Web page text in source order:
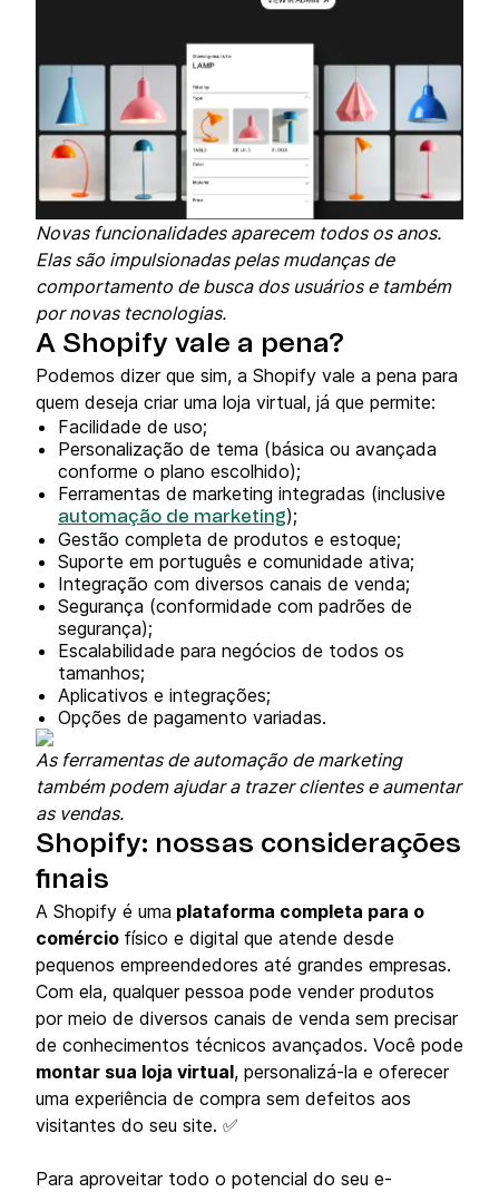
Novas funcionalidades aparecem todos os anos.
Elas são impulsionadas pelas mudanças de
comportamento de busca dos usuários e também
por novas tecnologias.
A Shopify vale a pena?
Podemos dizer que sim, a Shopify vale a pena para
quem deseja criar uma loja virtual, já que permite:
Facilidade de uso;
Personalização de tema (básica ou avançada
conforme o plano escolhido);
Ferramentas de marketing integradas (inclusive
automação de marketing);
Gestão completa de produtos e estoque;
Suporte em português e comunidade ativa;
Integração com diversos canais de venda;
Segurança (conformidade com padrões de
segurança);
Escalabilidade para negócios de todos os
tamanhos;
Aplicativos e integrações;
Opções de pagamento variadas.
As ferramentas de automação de marketing
também podem ajudar a trazer clientes e aumentar
as vendas.
Shopify: nossas considerações
finais
A Shopify é uma plataforma completa para o
comércio físico e digital que atende desde
pequenos empreendedores até grandes empresas.
Com ela, qualquer pessoa pode vender produtos
por meio de diversos canais de venda sem precisar
de conhecimentos técnicos avançados. Você pode
montar sua loja virtual, personalizá-la e oferecer
uma experiência de compra sem defeitos aos
visitantes do seu site. ✅
Para aproveitar todo o potencial do seu e-